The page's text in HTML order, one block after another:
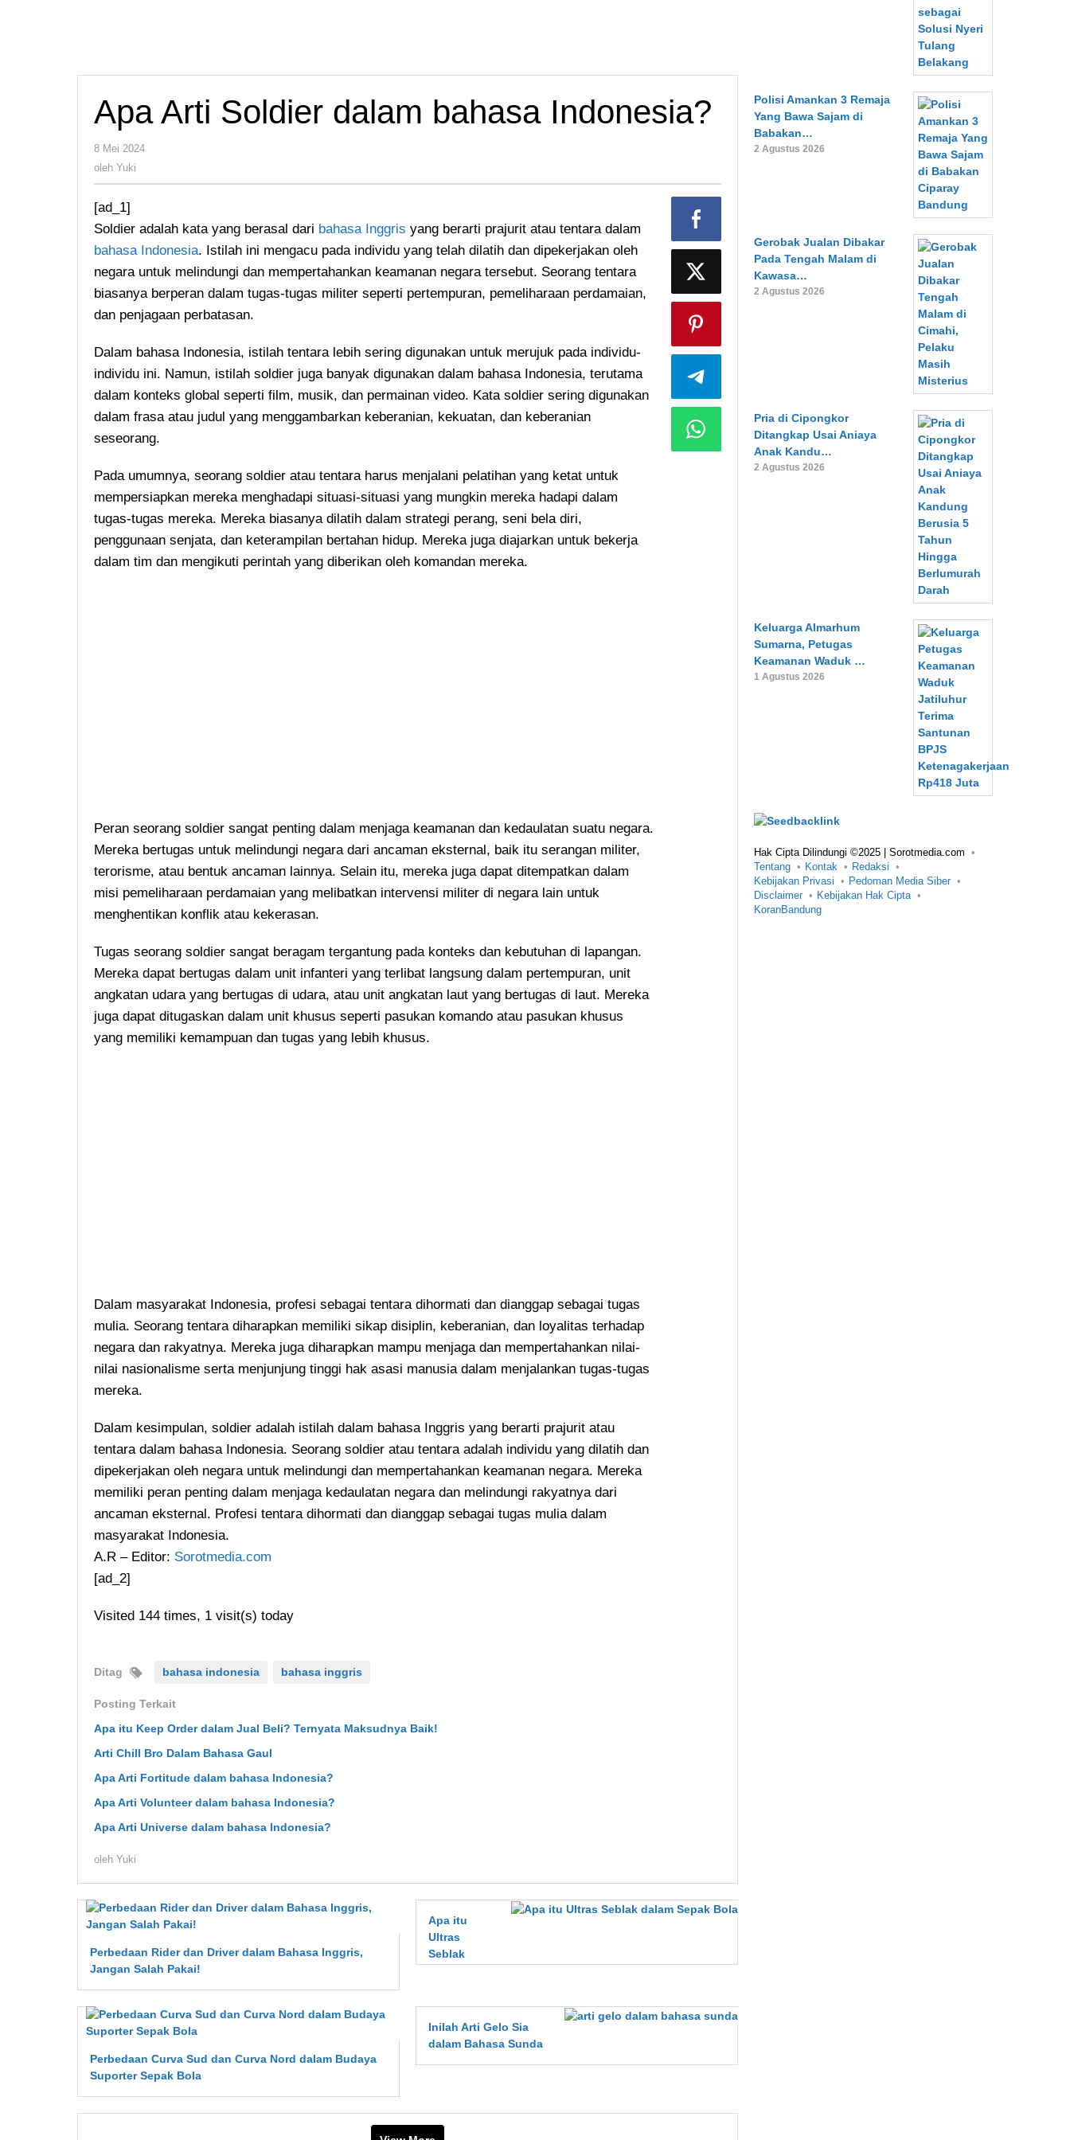
Apa Arti Soldier dalam bahasa Indonesia?
8 Mei 2024
oleh Yuki
[ad_1]
Soldier adalah kata yang berasal dari bahasa Inggris yang berarti prajurit atau tentara dalam
bahasa Indonesia. Istilah ini mengacu pada individu yang telah dilatih dan dipekerjakan oleh
negara untuk melindungi dan mempertahankan keamanan negara tersebut. Seorang tentara
biasanya berperan dalam tugas-tugas militer seperti pertempuran, pemeliharaan perdamaian,
dan penjagaan perbatasan.
Dalam bahasa Indonesia, istilah tentara lebih sering digunakan untuk merujuk pada individu-
individu ini. Namun, istilah soldier juga banyak digunakan dalam bahasa Indonesia, terutama
dalam konteks global seperti film, musik, dan permainan video. Kata soldier sering digunakan
dalam frasa atau judul yang menggambarkan keberanian, kekuatan, dan keberanian
seseorang.
Pada umumnya, seorang soldier atau tentara harus menjalani pelatihan yang ketat untuk
mempersiapkan mereka menghadapi situasi-situasi yang mungkin mereka hadapi dalam
tugas-tugas mereka. Mereka biasanya dilatih dalam strategi perang, seni bela diri,
penggunaan senjata, dan keterampilan bertahan hidup. Mereka juga diajarkan untuk bekerja
dalam tim dan mengikuti perintah yang diberikan oleh komandan mereka.
Peran seorang soldier sangat penting dalam menjaga keamanan dan kedaulatan suatu negara.
Mereka bertugas untuk melindungi negara dari ancaman eksternal, baik itu serangan militer,
terorisme, atau bentuk ancaman lainnya. Selain itu, mereka juga dapat ditempatkan dalam
misi pemeliharaan perdamaian yang melibatkan intervensi militer di negara lain untuk
menghentikan konflik atau kekerasan.
Tugas seorang soldier sangat beragam tergantung pada konteks dan kebutuhan di lapangan.
Mereka dapat bertugas dalam unit infanteri yang terlibat langsung dalam pertempuran, unit
angkatan udara yang bertugas di udara, atau unit angkatan laut yang bertugas di laut. Mereka
juga dapat ditugaskan dalam unit khusus seperti pasukan komando atau pasukan khusus
yang memiliki kemampuan dan tugas yang lebih khusus.
Dalam masyarakat Indonesia, profesi sebagai tentara dihormati dan dianggap sebagai tugas
mulia. Seorang tentara diharapkan memiliki sikap disiplin, keberanian, dan loyalitas terhadap
negara dan rakyatnya. Mereka juga diharapkan mampu menjaga dan mempertahankan nilai-
nilai nasionalisme serta menjunjung tinggi hak asasi manusia dalam menjalankan tugas-tugas
mereka.
Dalam kesimpulan, soldier adalah istilah dalam bahasa Inggris yang berarti prajurit atau
tentara dalam bahasa Indonesia. Seorang soldier atau tentara adalah individu yang dilatih dan
dipekerjakan oleh negara untuk melindungi dan mempertahankan keamanan negara. Mereka
memiliki peran penting dalam menjaga kedaulatan negara dan melindungi rakyatnya dari
ancaman eksternal. Profesi tentara dihormati dan dianggap sebagai tugas mulia dalam
masyarakat Indonesia.
A.R – Editor: Sorotmedia.com
[ad_2]
Visited 144 times, 1 visit(s) today
Ditag bahasa indonesia bahasa inggris
Posting Terkait
Apa itu Keep Order dalam Jual Beli? Ternyata Maksudnya Baik!
Arti Chill Bro Dalam Bahasa Gaul
Apa Arti Fortitude dalam bahasa Indonesia?
Apa Arti Volunteer dalam bahasa Indonesia?
Apa Arti Universe dalam bahasa Indonesia?
oleh Yuki
Perbedaan Rider dan Driver dalam Bahasa Inggris,
Jangan Salah Pakai!
Apa itu
Ultras
Seblak
Bola?
Perbedaan Curva Sud dan Curva Nord dalam Budaya
Suporter Sepak Bola
Inilah Arti Gelo Sia
dalam Bahasa Sunda
Polisi Amankan 3 Remaja
Yang Bawa Sajam di
Babakan…
2 Agustus 2026
Gerobak Jualan Dibakar
Pada Tengah Malam di
Kawasa…
2 Agustus 2026
Pria di Cipongkor
Ditangkap Usai Aniaya
Anak Kandu…
2 Agustus 2026
Keluarga Almarhum
Sumarna, Petugas
Keamanan Waduk …
1 Agustus 2026
Hak Cipta Dilindungi ©2025 | Sorotmedia.com
Tentang
Kontak
Redaksi
Kebijakan Privasi
Pedoman Media Siber
Disclaimer
Kebijakan Hak Cipta
KoranBandung